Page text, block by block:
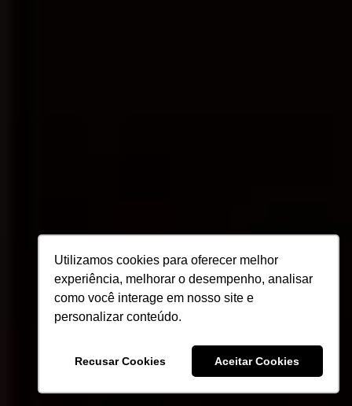
Utilizamos cookies para oferecer melhor
experiência, melhorar o desempenho, analisar
como você interage em nosso site e
personalizar conteúdo.
Recusar Cookies Aceitar Cookies